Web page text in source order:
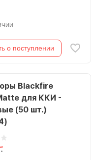
о поступлении
Blackfire
для ККИ -
(50 шт.)